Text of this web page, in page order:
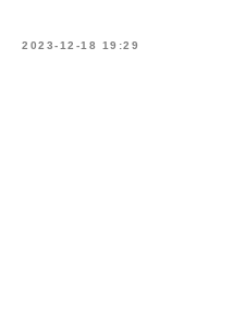
2023-12-18 19:29